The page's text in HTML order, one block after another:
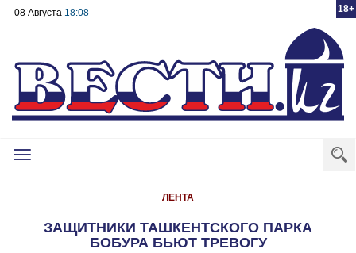
18+
08 Августа 18:08
Toggle
ЛЕНТА
ЗАЩИТНИКИ ТАШКЕНТСКОГО ПАРКА
БОБУРА БЬЮТ ТРЕВОГУ